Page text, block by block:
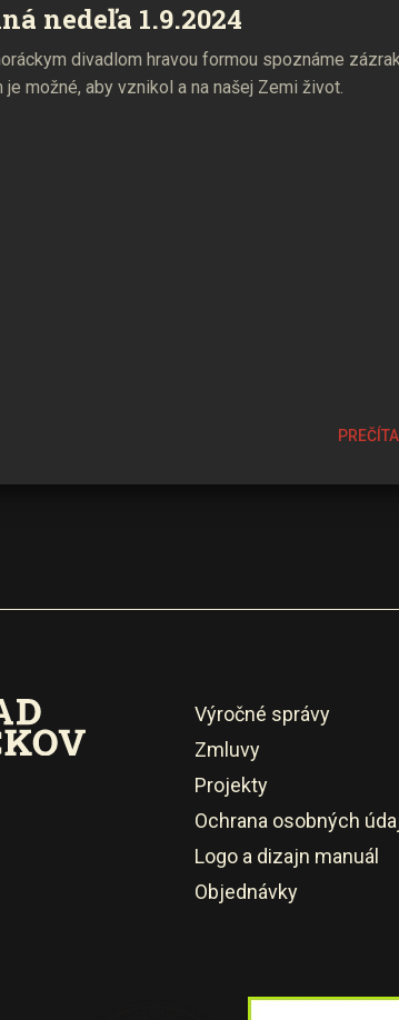
nedeľa 1.9.2024
divadlom hravou formou spoznáme
je možné, aby vznikol a na našej Zemi život.
Výročné správy
Zmluvy
Projekty
Ochrana osobných
Logo a dizajn manuál
Objednávky